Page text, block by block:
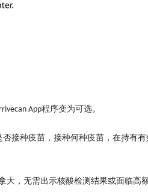
App程序变为可选。
接种疫苗，接种何种疫苗，在持有有
，无需出示核酸检测结果或面临高